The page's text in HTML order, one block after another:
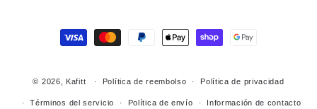
de
© 2026, Kafitt Política de reembolso Política de privacidad
Términos del servicio Política de envío Información de contacto